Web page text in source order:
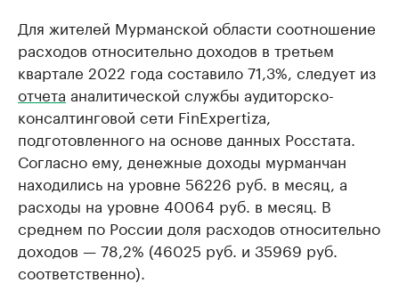
Для жителей Мурманской области соотношение
расходов относительно доходов в третьем
квартале 2022 года составило 71,3%, следует из
отчета аналитической службы аудиторско-
консалтинговой сети FinExpertiza,
подготовленного на основе данных Росстата.
Согласно ему, денежные доходы мурманчан
находились на уровне 56226 руб. в месяц, а
расходы на уровне 40064 руб. в месяц. В
среднем по России доля расходов относительно
доходов — 78,2% (46025 руб. и 35969 руб.
соответственно).